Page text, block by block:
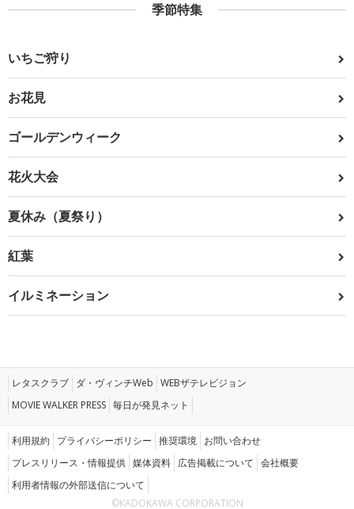
季節特集
いちご狩り
お花見
ゴールデンウィーク
花火大会
夏休み（夏祭り）
紅葉
イルミネーション
レタスクラブ ダ・ヴィンチWeb WEBザテレビジョン
MOVIE WALKER PRESS 毎日が発見ネット
利用規約 プライバシーポリシー 推奨環境 お問い合わせ
プレスリリース・情報提供 媒体資料 広告掲載について 会社概要
利用者情報の外部送信について
©KADOKAWA CORPORATION